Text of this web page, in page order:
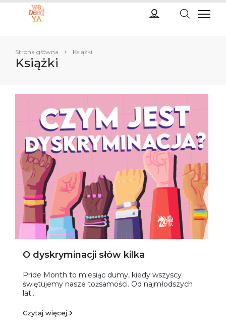
Strona główna Książki
Książki
O dyskryminacji słów kilka
Pride Month to miesiąc dumy, kiedy wszyscy
świętujemy nasze tożsamości. Od najmłodszych
lat...
Czytaj więcej